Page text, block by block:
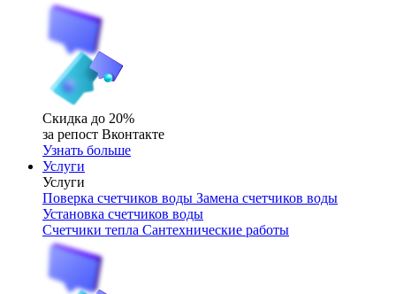
Скидка до 20%
за репост Вконтакте
Узнать больше
Услуги
Услуги
Поверка счетчиков воды Замена счетчиков воды
Установка счетчиков воды
Счетчики тепла Сантехнические работы